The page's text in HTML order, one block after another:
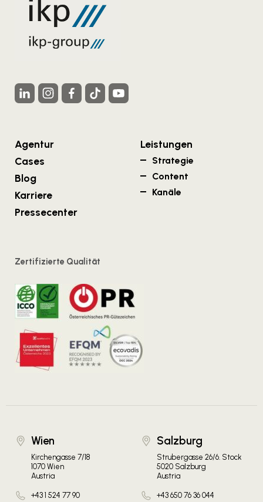
Agentur
Cases
Blog
Karriere
Pressecenter
Leistungen
Strategie
Content
Kanäle
Zertifizierte Qualität
Wien
Kirchengasse 7/18
1070 Wien
Austria
+43 1 524 77 90
Salzburg
Strubergasse 26/6. Stock
5020 Salzburg
Austria
+43 650 76 36 044